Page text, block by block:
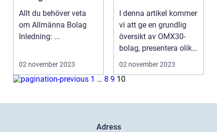
omfattande analys
Allt du behöver veta
om Allmänna Bolag
Inledning: ...
02 november 2023
företag som ingår i
OMX Stockholm 30
index, som är ett
av de mest
betydelsefulla
indexen på
Stockholmsbörsen
I denna artikel kommer
vi att ge en grundlig
översikt av OMX30-
bolag, presentera olika
typer av bola...
02 november 2023
1 … 8 9 10
Adress